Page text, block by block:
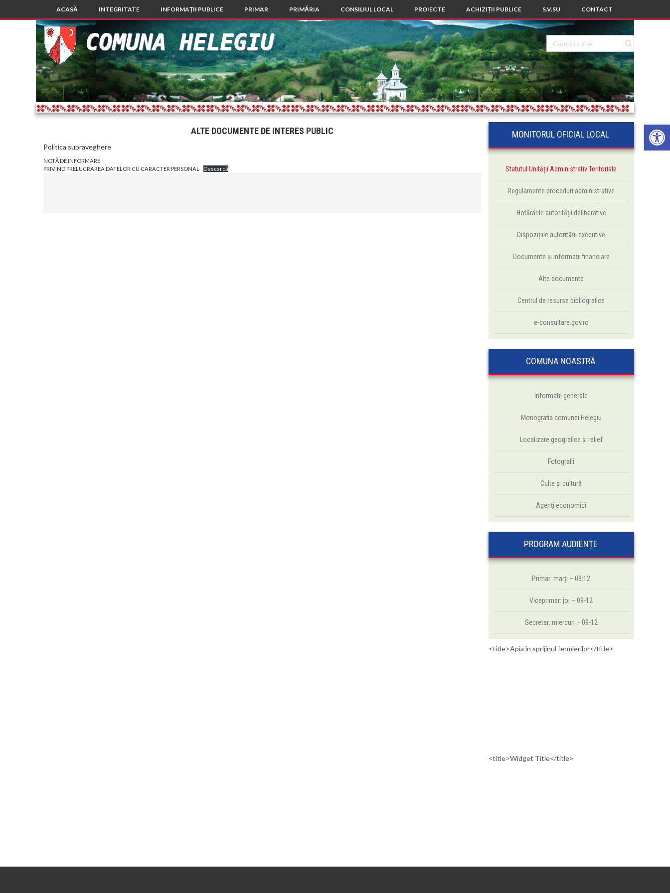
Deschide
ACASĂ INTEGRITATE INFORMAŢII PUBLICE PRIMAR PRIMĂRIA CONSILIUL LOCAL PROIECTE ACHIZIȚII PUBLICE S.V.SU CONTACT
COMUNA HELEGIU
ALTE DOCUMENTE DE INTERES PUBLIC
Politica supraveghere
NOTĂ DE INFORMARE
PRIVIND PRELUCRAREA DATELOR CU CARACTER PERSONAL
Descarcă
MONITORUL OFICIAL LOCAL
Statutul Unității Administrativ Teritoriale
Regulamente proceduri administrative
Hotărârile autorității deliberative
Dispozițiile autorității executive
Documente și informații financiare
Alte documente
Centrul de resurse bibliografice
e-consultare.gov.ro
COMUNA NOASTRĂ
Informatii generale
Monografia comunei Helegiu
Localizare geografica și relief
Fotografii
Culte şi cultură
Agenți economici
PROGRAM AUDIENȚE
Primar: marți – 09:12
Viceprimar: joi – 09-12
Secretar: miercuri – 09-12
<title>Apia în sprijinul fermierilor</title>
<title>Widget Title</title>